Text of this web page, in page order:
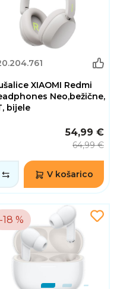
XIAOMI Redmi
Neo,bežične,
bijele
54,99 €
64,99 €
V košarico
-18 %